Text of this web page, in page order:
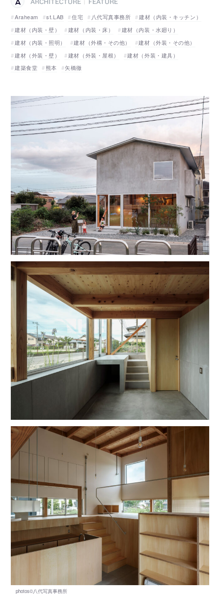
Araheam
st.LAB 住宅 八代写真事務所
建材（内装・キッチン）
建材（内装・壁）
建材（内装・床）
建材（内装・水廻り）
建材（内装・照明）
建材（外構・その他）
建材（外装・その他）
建材（外装・壁）
建材（外装・屋根）
建材（外装・建具）
建築食堂
熊本 矢橋徹